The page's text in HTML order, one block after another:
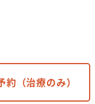
約（治療のみ）